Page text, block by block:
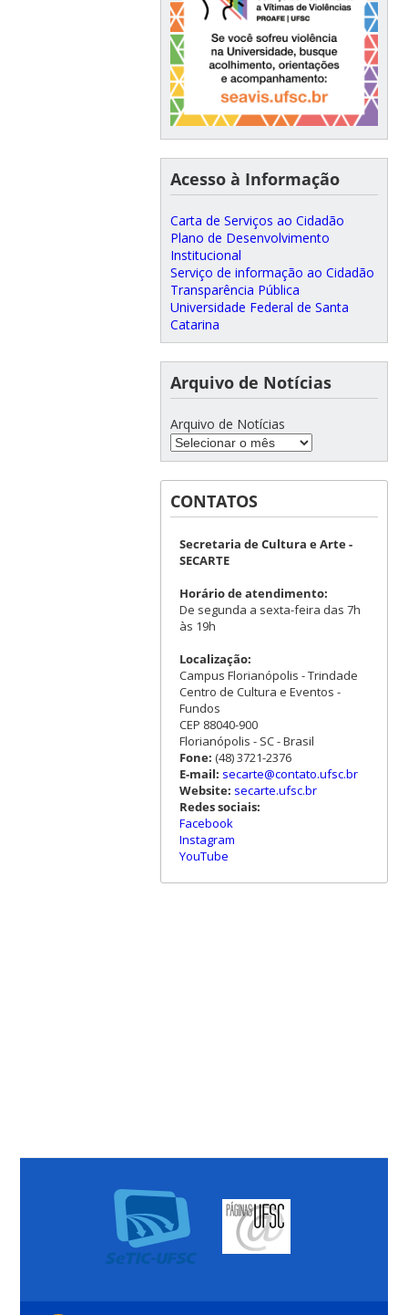
Acesso à Informação
Carta de Serviços ao Cidadão
Plano de Desenvolvimento
Institucional
Serviço de informação ao Cidadão
Transparência Pública
Universidade Federal de Santa
Catarina
Arquivo de Notícias
Arquivo de Notícias
CONTATOS
Secretaria de Cultura e Arte -
SECARTE
Horário de atendimento:
De segunda a sexta-feira das 7h
às 19h
Localização:
Campus Florianópolis - Trindade
Centro de Cultura e Eventos -
Fundos
CEP 88040-900
Florianópolis - SC - Brasil
Fone: (48) 3721-2376
E-mail: secarte@contato.ufsc.br
Website: secarte.ufsc.br
Redes sociais:
Facebook
Instagram
YouTube